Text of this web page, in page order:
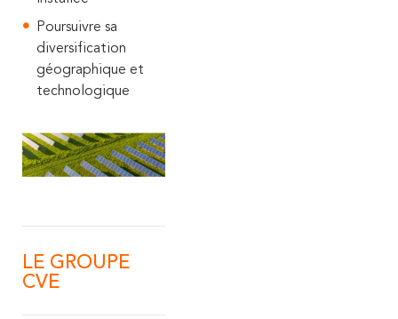
Poursuivre sa
diversification
géographique et
technologique
LE GROUPE
CVE